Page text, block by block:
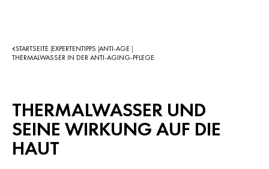
STARTSEITE EXPERTENTIPPS ANTI-AGE
THERMALWASSER IN DER ANTI-AGING-PFLEGE
THERMALWASSER UND
SEINE WIRKUNG AUF DIE
HAUT